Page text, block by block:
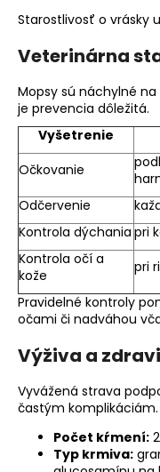
Starostlivosť o vrásky
Veterinárna
Mopsy sú náchylné
je prevencia dôležitá.
Vyšetrenie
Očkovanie
Odčervenie
Kontrola dýchania pri
Kontrola očí a
kože
pri
Pravidelné kontroly
očami či nadváhou
Výživa a
Vyvážená strava
častým komplikáciám.
Počet kŕmení:
Typ krmiva: